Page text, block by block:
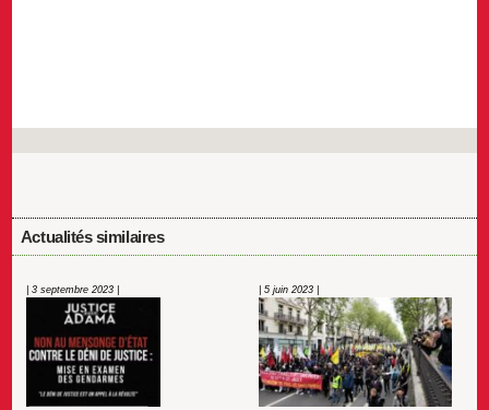
Actualités similaires
| 3 septembre 2023 | | 5 juin 2023 |